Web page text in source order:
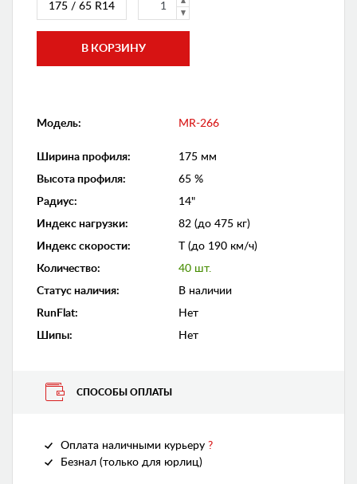
175 / 65 R14
Модель: MR-266
Ширина профиля:
175 мм
Высота профиля:
65 %
Радиус:
14"
Индекс нагрузки:
82 (до 475 кг)
Индекс скорости:
T (до 190 км/ч)
Количество:
40 шт.
Статус наличия:
В наличии
RunFlat:
Нет
Шипы: Нет
СПОСОБЫ ОПЛАТЫ
Оплата наличными курьеру ?
Безнал (только для юрлиц)